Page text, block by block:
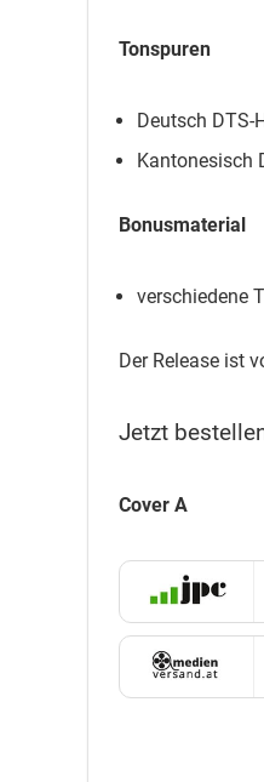
Tonspuren
Deutsch DTS-
Kantonesisch
Bonusmaterial
verschiedene
Der Release ist
Jetzt
Cover A